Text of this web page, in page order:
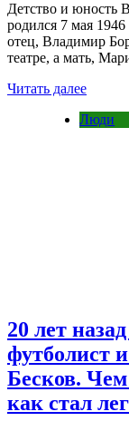
Детство и юность
родился 7 мая
отец, Владимир
театре, а мать,
Читать далее
Люди
20 лет
футболист
Бесков.
как стал